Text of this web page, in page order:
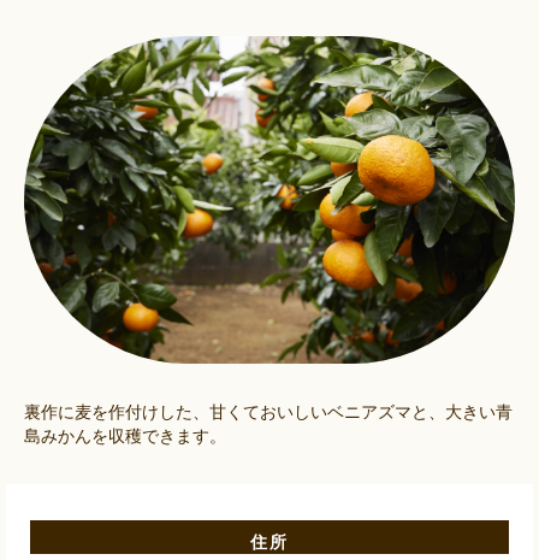
裏作に麦を作付けした、甘くておいしいベニアズマと、大きい青
島みかんを収穫できます。
住所